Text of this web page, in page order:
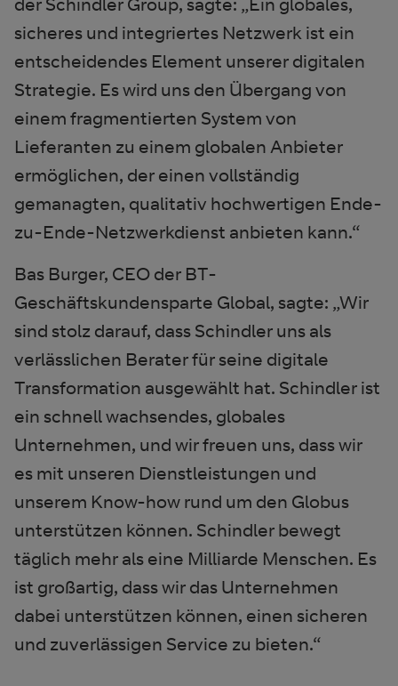
sicheres und integriertes Netzwerk ist ein
entscheidendes Element unserer digitalen
Strategie. Es wird uns den Übergang von
einem fragmentierten System von
Lieferanten zu einem globalen Anbieter
ermöglichen, der einen vollständig
gemanagten, qualitativ hochwertigen Ende-
zu-Ende-Netzwerkdienst anbieten kann.“
Bas Burger, CEO der BT-
Geschäftskundensparte Global, sagte: „Wir
sind stolz darauf, dass Schindler uns als
verlässlichen Berater für seine digitale
Transformation ausgewählt hat. Schindler ist
ein schnell wachsendes, globales
Unternehmen, und wir freuen uns, dass wir
es mit unseren Dienstleistungen und
unserem Know-how rund um den Globus
unterstützen können. Schindler bewegt
täglich mehr als eine Milliarde Menschen. Es
ist großartig, dass wir das Unternehmen
dabei unterstützen können, einen sicheren
und zuverlässigen Service zu bieten.“